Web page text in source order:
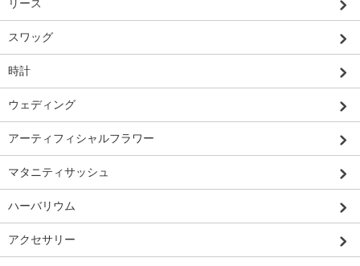
リース
スワッグ
時計
ウェディング
アーティフィシャルフラワー
マタニティサッシュ
ハーバリウム
アクセサリー